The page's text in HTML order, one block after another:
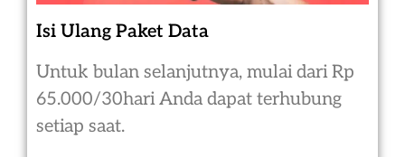
Isi Ulang Paket Data
Untuk bulan selanjutnya, mulai dari Rp
65.000/30hari Anda dapat terhubung
setiap saat.